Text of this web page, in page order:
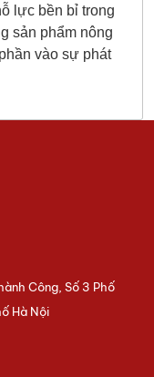
lực bền bỉ trong
sản phẩm nông
vào sự phát
Công, Số 3 Phố
Hà Nội